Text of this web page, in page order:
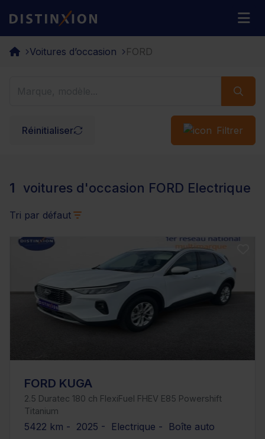
Distinxion
Voitures d’occasion FORD
Réinitialiser Filtrer
1 voitures d'occasion FORD Electrique
Tri par défaut
FORD KUGA
2.5 Duratec 180 ch FlexiFuel FHEV E85 Powershift
Titanium
5422 km - 2025 - Electrique - Boîte auto